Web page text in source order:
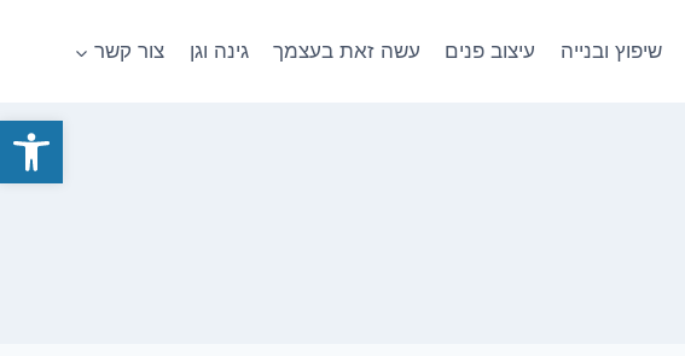
פתח
שיפוץ ובנייה עיצוב פנים עשה זאת בעצמך גינה וגן צור קשר